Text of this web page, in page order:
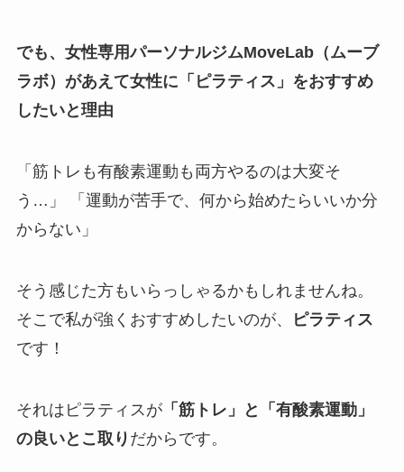
でも、女性専用パーソナルジムMoveLab（ムーブ
ラボ）があえて女性に「ピラティス」をおすすめ
したいと理由
「筋トレも有酸素運動も両方やるのは大変そ
う…」 「運動が苦手で、何から始めたらいいか分
からない」
そう感じた方もいらっしゃるかもしれませんね。
そこで私が強くおすすめしたいのが、
ピラティス
です！
それはピラティスが「筋トレ」と「有酸素運動」
の良いとこ取り だからです。